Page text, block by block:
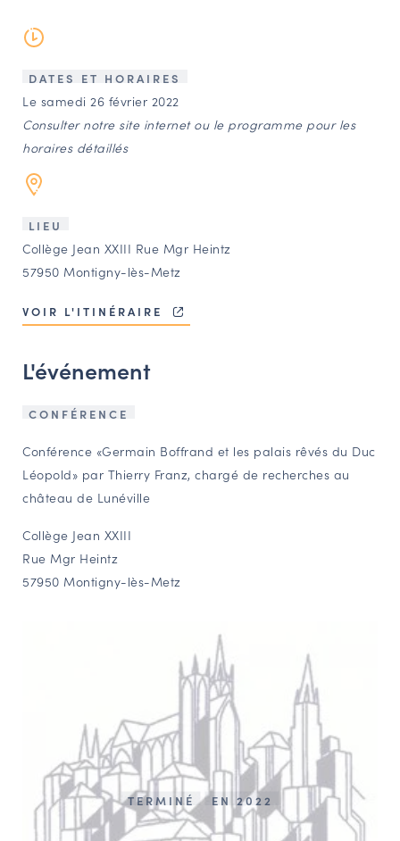
Agenda
Annuaire
Ressources
OFFRES D’EMPLOI ET DE STAGE
BOURSE D’ÉCHANGE
CARTES DES NAUDIN
Espace acteurs
NAVIGATION FILTRÉE « ACTEURS »
PORTAIL CULTURE
Service Inventaire et Patrimoines de la Région Grand Est
Amateurs d’histoire et de patrimoine
Responsables de structures
DATES ET HORAIRES
Le samedi 26 février 2022
Consulter notre site internet ou le programme pour les
horaires détaillés
LIEU
Collège Jean XXIII Rue Mgr Heintz
57950 Montigny-lès-Metz
VOIR L'ITINÉRAIRE
L'événement
CONFÉRENCE
Conférence «Germain Boffrand et les palais rêvés du Duc
Léopold» par Thierry Franz, chargé de recherches au
château de Lunéville
Collège Jean XXIII
Rue Mgr Heintz
57950 Montigny-lès-Metz
TERMINÉ EN 2022